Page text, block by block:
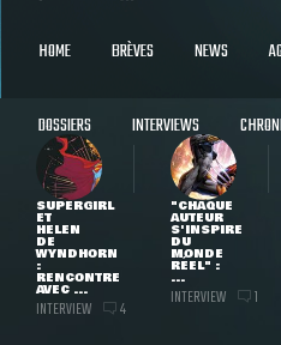
HOME BRÈVES NEWS
DOSSIERS INTERVIEWS
SUPERGIRL
ET
HELEN
DE
WYNDHORN
:
RENCONTRE
AVEC ...
INTERVIEW 4
"CHAQUE
AUTEUR
S'INSPIRE
DU
MONDE
RÉEL" :
...
INTERVIEW 1